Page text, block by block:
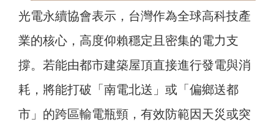
光電永續協會表示，台灣作為全球高科技產
業的核心，高度仰賴穩定且密集的電力支
撐。若能由都市建築屋頂直接進行發電與消
耗，將能打破「南電北送」或「偏鄉送都
市」的跨區輸電瓶頸，有效防範因天災或突